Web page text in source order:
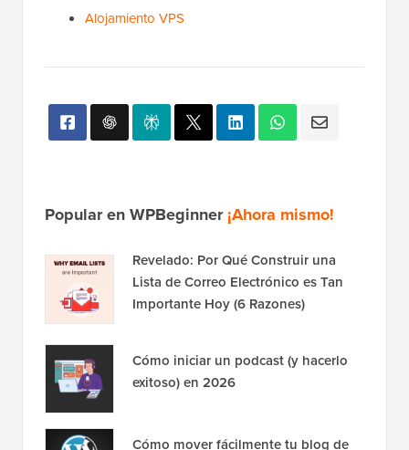
Alojamiento VPS
Popular en WPBeginner¡Ahora mismo!
Revelado: Por Qué Construir una
Lista de Correo Electrónico es Tan
Importante Hoy (6 Razones)
Cómo iniciar un podcast (y hacerlo
exitoso) en 2026
Cómo mover fácilmente tu blog de